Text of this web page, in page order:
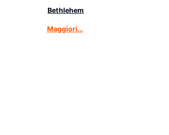
Bethlehem
Maggiori…